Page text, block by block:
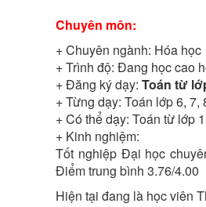
Chuyên môn:
+ Chuyên ngành: Hóa học
+ Trình độ:Đang học cao
+ Đăng ký dạy:Toán từ
+ Từng dạy:Toán lớp 6, 7,
+ Có thể dạy:Toán từ lớp
+ Kinh nghiệm:
Tốt nghiệp Đại học
Điểm trung bình 3.76/4.00
Hiện tại đang là học viên